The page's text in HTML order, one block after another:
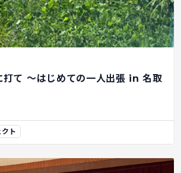
打て ～はじめての一人出張 in 名取
ト